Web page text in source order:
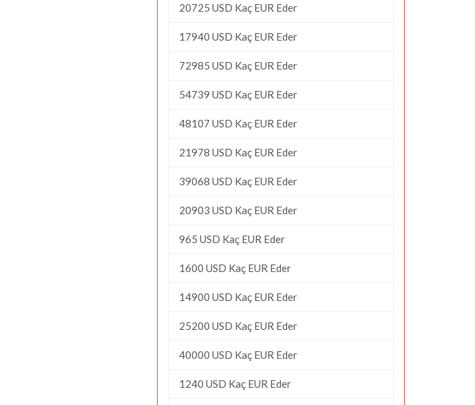
20725 USD Kaç EUR Eder
17940 USD Kaç EUR Eder
72985 USD Kaç EUR Eder
54739 USD Kaç EUR Eder
48107 USD Kaç EUR Eder
21978 USD Kaç EUR Eder
39068 USD Kaç EUR Eder
20903 USD Kaç EUR Eder
965 USD Kaç EUR Eder
1600 USD Kaç EUR Eder
14900 USD Kaç EUR Eder
25200 USD Kaç EUR Eder
40000 USD Kaç EUR Eder
1240 USD Kaç EUR Eder